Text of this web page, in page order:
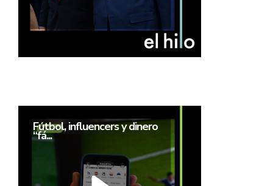
Fútbol, influencers y dinero
“fá...